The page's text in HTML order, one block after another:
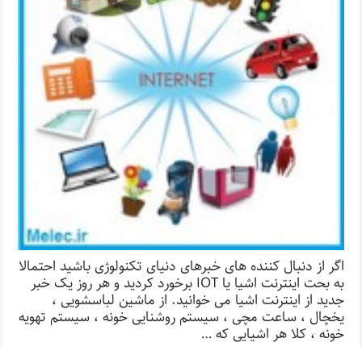
اگر از دنبال کننده های خبرهای دنیای تکنولوژی باشید احتمالا
به بحت اینترنت اشیا یا IOT برخورد کردید و هر روز یک خبر
جدید از اینترنت اشیا می خوانید. از ماشین لباسشویی ،
یخچال ، ساعت مچی ، سیستم روشنایی خونه ، سیستم تهویه
خونه ، کلا هر اشیایی که …